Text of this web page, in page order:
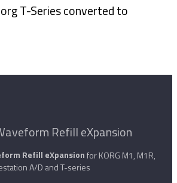
T-Series converted to
Refill eXpansionfor KORG M1, M1R,
A/D and T-series